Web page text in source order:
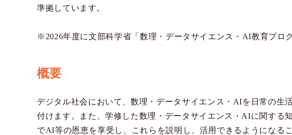
準拠しています。
※2026年度に文部科学省「数理・データサイエンス・AI教育プロ
概要
デジタル社会において、数理・データサイエンス・AIを日常の生
付けます。また、学修した数理・データサイエンス・AIに関する
でAI等の恩恵を享受し、これらを説明し、活用できるようになる